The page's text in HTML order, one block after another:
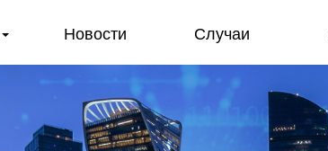
Новости Случаи